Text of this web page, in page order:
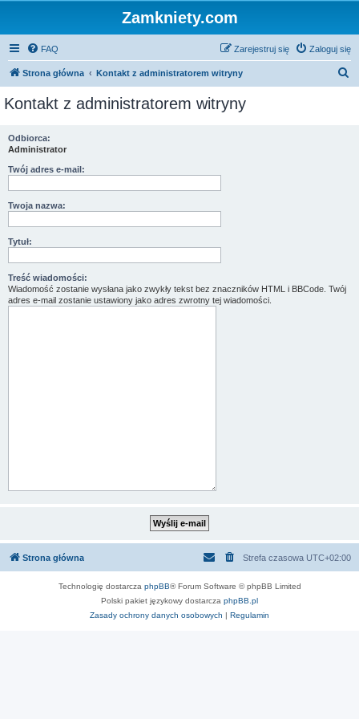
Zamkniety.com
FAQ Zaloguj się
Zarejestruj się
Strona główna Kontakt z administratorem witryny
Kontakt z administratorem witryny
Odbiorca:
Administrator
Twój adres e-mail:
Twoja nazwa:
Tytuł:
Treść wiadomości:
Wiadomość zostanie wysłana jako zwykły tekst bez znaczników HTML i BBCode. Twój
adres e-mail zostanie ustawiony jako adres zwrotny tej wiadomości.
Strona główna Strefa czasowa UTC+02:00
Technologię dostarcza phpBB® Forum Software © phpBB Limited
Polski pakiet językowy dostarcza phpBB.pl
Zasady ochrony danych osobowych | Regulamin